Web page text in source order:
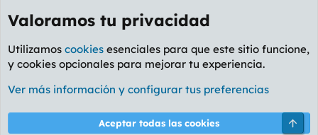
Foro General
Cookies
PL OLDSTYLE AMARILLO
Términos y reglas Política de privacidad Ayuda
Valoramos tu privacidad
Utilizamos cookies esenciales para que este sitio funcione,
y cookies opcionales para mejorar tu experiencia.
Ver más información y configurar tus preferencias
Aceptar todas las cookies